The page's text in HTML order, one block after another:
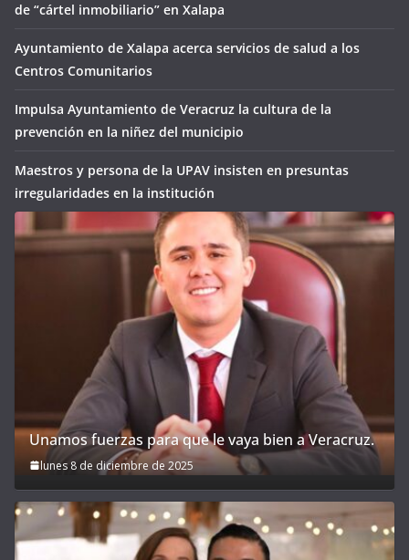
de “cártel inmobiliario” en Xalapa
Ayuntamiento de Xalapa acerca servicios de salud a los
Centros Comunitarios
Impulsa Ayuntamiento de Veracruz la cultura de la
prevención en la niñez del municipio
Maestros y persona de la UPAV insisten en presuntas
irregularidades en la institución
Unamos fuerzas para que le vaya bien a Veracruz.
lunes 8 de diciembre de 2025